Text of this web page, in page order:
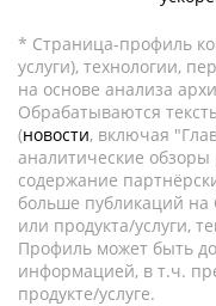
* Страница-профиль
услуги), технологии,
на основе анализа
Обрабатываются
(новости, включая
аналитические
содержание
больше публикаций
или продукта/услуги,
Профиль может быть
информацией, в т.ч.
продукте/услуге.